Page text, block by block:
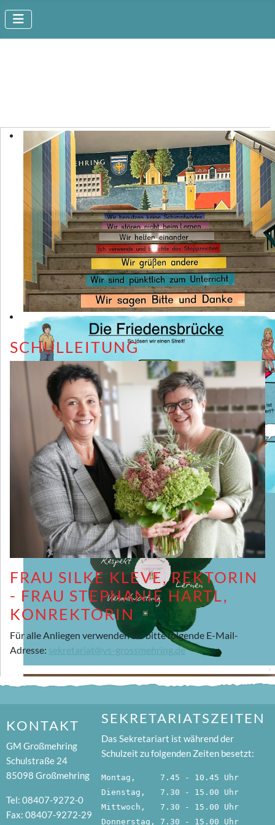
SCHULLEITUNG
FRAU SILKE KLEVE, REKTORIN
- FRAU STEPHANIE HARTL,
KONREKTORIN
Für alle Anliegen verwenden Sie bitte folgende E-Mail-
Adresse: sekretariat@vs-grossmehring.de
KONTAKT
GM Großmehring
Schulstraße 24
85098 Großmehring
Tel: 08407-9272-0
Fax: 08407-9272-29
SEKRETARIATSZEITEN
Das Sekretariart ist während der
Schulzeit zu folgenden Zeiten besetzt:
Montag,     7.45 - 10.45 Uhr
Dienstag,   7.30 - 15.00 Uhr
Mittwoch,   7.30 - 15.00 Uhr
Donnerstag, 7.30 - 15.00 Uhr